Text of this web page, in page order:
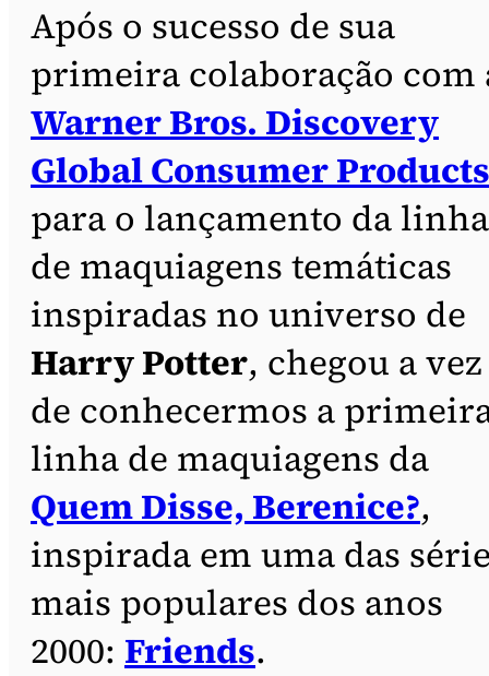
Após o sucesso de sua
primeira colaboração com
Warner Bros. Discovery
Global Consumer Products
para o lançamento da linha
de maquiagens temáticas
inspiradas no universo de
Harry Potter, chegou a vez
de conhecermos a
linha de maquiagens da
Quem Disse, Berenice?,
inspirada em uma das
mais populares dos anos
2000: Friends.